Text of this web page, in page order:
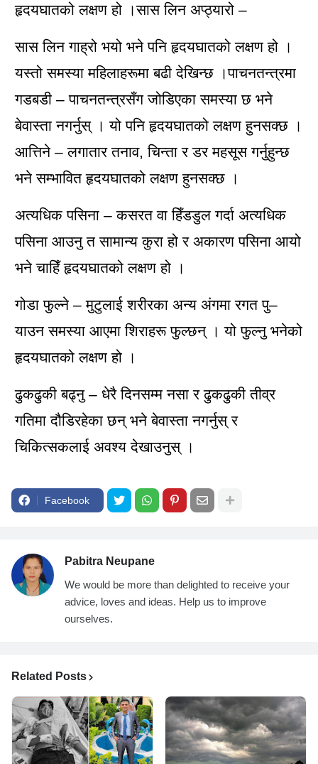
हृदयघातको लक्षण हो ।सास लिन अप्ठ्यारो –
सास लिन गाह्रो भयो भने पनि हृदयघातको लक्षण हो ।
यस्तो समस्या महिलाहरूमा बढी देखिन्छ ।पाचनतन्त्रमा
गडबडी – पाचनतन्त्रसँग जोडिएका समस्या छ भने
बेवास्ता नगर्नुस् । यो पनि हृदयघातको लक्षण हुनसक्छ ।
आत्तिने – लगातार तनाव, चिन्ता र डर महसूस गर्नुहुन्छ
भने सम्भावित हृदयघातको लक्षण हुनसक्छ ।
अत्यधिक पसिना – कसरत वा हिँडडुल गर्दा अत्यधिक
पसिना आउनु त सामान्य कुरा हो र अकारण पसिना आयो
भने चाहिँ हृदयघातको लक्षण हो ।
गोडा फुल्ने – मुटुलाई शरीरका अन्य अंगमा रगत पु–
याउन समस्या आएमा शिराहरू फुल्छन् । यो फुल्नु भनेको
हृदयघातको लक्षण हो ।
ढुकढुकी बढ्नु – धेरै दिनसम्म नसा र ढुकढुकी तीव्र
गतिमा दौडिरहेका छन् भने बेवास्ता नगर्नुस् र
चिकित्सकलाई अवश्य देखाउनुस् ।
Facebook
Pabitra Neupane
We would be more than delighted to receive your
advice, loves and ideas. Help us to improve
ourselves.
Related Posts